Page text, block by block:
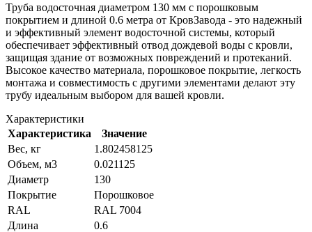
Труба водосточная диаметром 130 мм с порошковым
покрытием и длиной 0.6 метра от КровЗавода - это надежный
и эффективный элемент водосточной системы, который
обеспечивает эффективный отвод дождевой воды с кровли,
защищая здание от возможных повреждений и протеканий.
Высокое качество материала, порошковое покрытие, легкость
монтажа и совместимость с другими элементами делают эту
трубу идеальным выбором для вашей кровли.
Характеристики
Характеристика
Значение
Вес, кг
1.802458125
Объем, м3
0.021125
Диаметр
130
Покрытие
Порошковое
RAL
RAL 7004
Длина
0.6